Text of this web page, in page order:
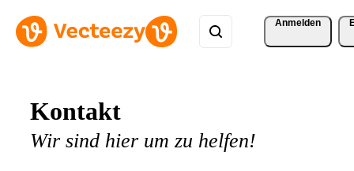
Anmelden
Kontakt
Wir sind hier um zu helfen!